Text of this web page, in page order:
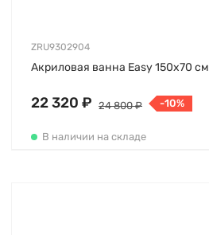
ZRU9302904
Акриловая ванна Easy 150х70 см
22 320 ₽ 24 800 ₽ -10%
В наличии на складе